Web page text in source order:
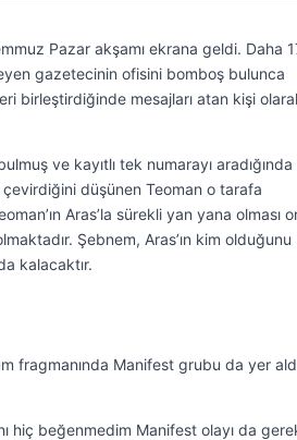
Pazar akşamı ekrana geldi. Daha
gazetecinin ofisini bomboş bulunca
birleştirdiğinde mesajları atan kişi
ve kayıtlı tek numarayı aradığında
çevirdiğini düşünen Teoman o tarafa
Aras’la sürekli yan yana olması
Şebnem, Aras’ın kim olduğunu
kalacaktır.
fragmanında Manifest grubu da yer
hiç beğenmedim Manifest olayı da